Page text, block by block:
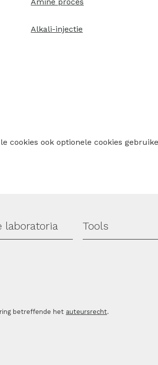
Alkali-injectie
ook optionele cookies
laboratoria Tools
betreffende het auteursrecht.